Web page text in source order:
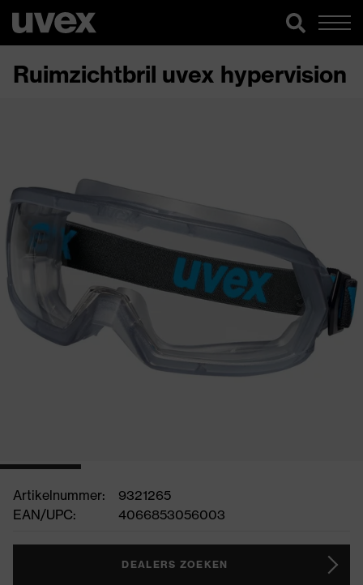
Ruimzichtbril uvex hypervision
Artikelnummer:
9321265
EAN/UPC:
4066853056003
DEALERS ZOEKEN